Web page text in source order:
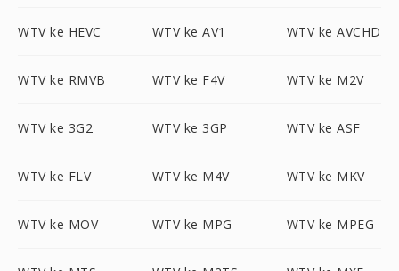
WTV ke HEVC WTV ke AV1 WTV ke AVCHD
WTV ke RMVB WTV ke F4V WTV ke M2V
WTV ke 3G2 WTV ke 3GP WTV ke ASF
WTV ke FLV WTV ke M4V WTV ke MKV
WTV ke MOV WTV ke MPG WTV ke MPEG